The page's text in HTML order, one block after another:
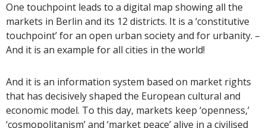
One touchpoint leads to a digital map showing all the
markets in Berlin and its 12 districts. It is a ‘constitutive
touchpoint’ for an open urban society and for urbanity. –
And it is an example for all cities in the world!
And it is an information system based on market rights
that has decisively shaped the European cultural and
economic model. To this day, markets keep ‘openness,’
‘cosmopolitanism’ and ‘market peace’ alive in a civilised